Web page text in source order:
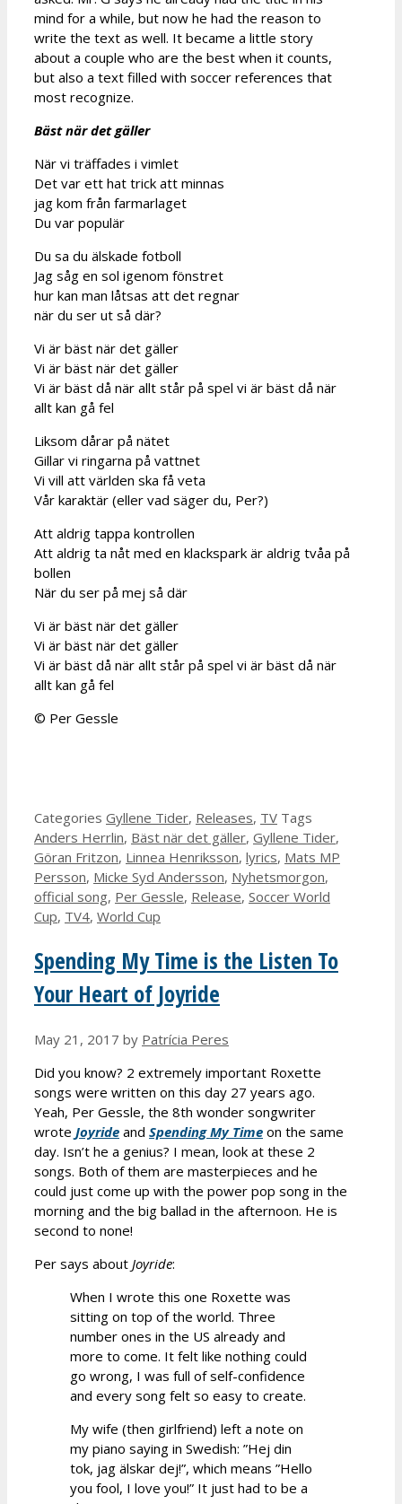
mind for a while, but now he had the reason to
write the text as well. It became a little story
about a couple who are the best when it counts,
but also a text filled with soccer references that
most recognize.
Bäst när det gäller
När vi träffades i vimlet
Det var ett hat trick att minnas
jag kom från farmarlaget
Du var populär
Du sa du älskade fotboll
Jag såg en sol igenom fönstret
hur kan man låtsas att det regnar
när du ser ut så där?
Vi är bäst när det gäller
Vi är bäst när det gäller
Vi är bäst då när allt står på spel vi är bäst då när
allt kan gå fel
Liksom dårar på nätet
Gillar vi ringarna på vattnet
Vi vill att världen ska få veta
Vår karaktär (eller vad säger du, Per?)
Att aldrig tappa kontrollen
Att aldrig ta nåt med en klackspark är aldrig tvåa på
bollen
När du ser på mej så där
Vi är bäst när det gäller
Vi är bäst när det gäller
Vi är bäst då när allt står på spel vi är bäst då när
allt kan gå fel
© Per Gessle
Categories Gyllene Tider, Releases, TV Tags
Anders Herrlin, Bäst när det gäller, Gyllene Tider,
Göran Fritzon, Linnea Henriksson, lyrics, Mats MP
Persson, Micke Syd Andersson, Nyhetsmorgon,
official song, Per Gessle, Release, Soccer World
Cup, TV4, World Cup
Spending My Time is the Listen To
Your Heart of Joyride
May 21, 2017 by Patrícia Peres
Did you know? 2 extremely important Roxette
songs were written on this day 27 years ago.
Yeah, Per Gessle, the 8th wonder songwriter
wrote Joyride and Spending My Time on the same
day. Isn’t he a genius? I mean, look at these 2
songs. Both of them are masterpieces and he
could just come up with the power pop song in the
morning and the big ballad in the afternoon. He is
second to none!
Per says about Joyride:
When I wrote this one Roxette was
sitting on top of the world. Three
number ones in the US already and
more to come. It felt like nothing could
go wrong, I was full of self-confidence
and every song felt so easy to create.
My wife (then girlfriend) left a note on
my piano saying in Swedish: ”Hej din
tok, jag älskar dej!”, which means ”Hello
you fool, I love you!” It just had to be a